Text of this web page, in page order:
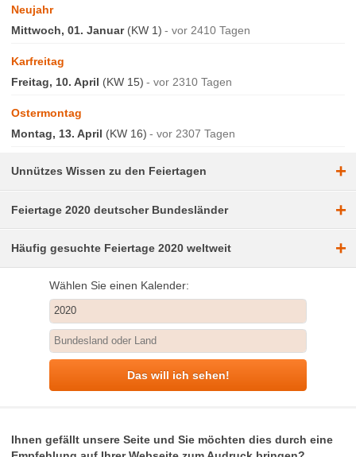
Neujahr
Mittwoch, 01. Januar(KW 1) vor 2410 Tagen
Karfreitag
Freitag, 10. April (KW 15) vor 2310 Tagen
Ostermontag
Montag, 13. April (KW 16) vor 2307 Tagen
Unnützes Wissen zu den Feiertagen +
Feiertage 2020 deutscher Bundesländer +
Häufig gesuchte Feiertage 2020 weltweit +
Wählen Sie einen Kalender:
Das will ich sehen!
Ihnen gefällt unsere Seite und Sie möchten dies durch eine